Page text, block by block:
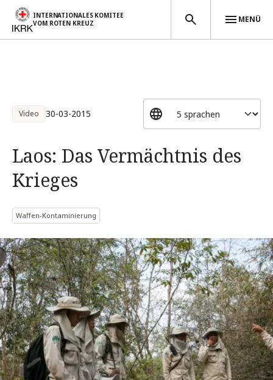
INTERNATIONALES KOMITEE
VOM ROTEN KREUZ
MENÜ
Video 30-03-2015
Laos: Das Vermächtnis des
Krieges
Waffen-Kontaminierung